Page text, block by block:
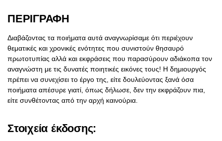
ΠΕΡΙΓΡΑΦΗ
Διαβάζοντας τα ποιήματα αυτά αναγνωρίσαμε ότι περιέχουν
θεματικές και χρονικές ενότητες που συνιστούν θησαυρό
πρωτοτυπίας αλλά και εκφράσεις που παρασύρουν αδιάκοπα τον
αναγνώστη με τις δυνατές ποιητικές εικόνες τους! Η δημιουργός
πρέπει να συνεχίσει το έργο της, είτε δουλεύοντας ξανά όσα
ποιήματα απέσυρε γιατί, όπως δήλωσε, δεν την εκφράζουν πια,
είτε συνθέτοντας από την αρχή καινούρια.
Στοιχεία έκδοσης: